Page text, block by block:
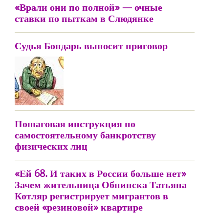
«Врали они по полной» — очные
ставки по пыткам в Слюдянке
Судья Бондарь выносит приговор
Пошаговая инструкция по
самостоятельному банкротству
физических лиц
«Ей 68. И таких в России больше нет»
Зачем жительница Обнинска Татьяна
Котляр регистрирует мигрантов в
своей «резиновой» квартире